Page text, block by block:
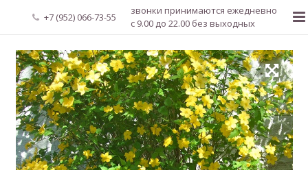
+7 (952) 066-73-55
звонки принимаются ежедневно
с 9.00 до 22.00 без выходных
Главная
О нас
Новости
Каталог растений